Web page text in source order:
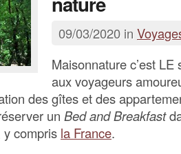
09/03/2020 in
Maisonnature c’est LE
aux voyageurs
des gîtes et des
un Bed and Breakfast
y compris la France.